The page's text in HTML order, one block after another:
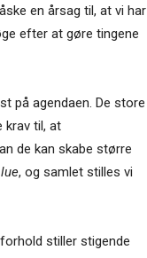
en årsag til, at vi har
efter at gøre tingene
på agendaen. De store
krav til, at
de kan skabe større
, og samlet stilles vi
stiller stigende